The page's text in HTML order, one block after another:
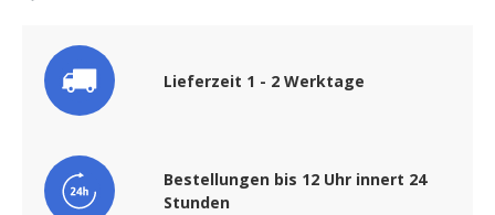
Lieferzeit 1 - 2 Werktage
Bestellungen bis 12 Uhr innert 24
Stunden